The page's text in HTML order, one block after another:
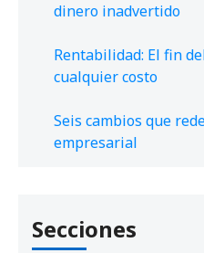
dinero inadvertido
Rentabilidad: El fin
cualquier costo
Seis cambios que
empresarial
Secciones